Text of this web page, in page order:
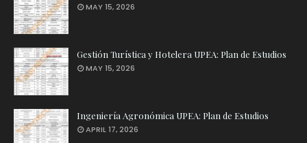
MAY 15, 2026
Gestión Turística y Hotelera UPEA: Plan de Estudios
MAY 15, 2026
Ingeniería Agronómica UPEA: Plan de Estudios
APRIL 17, 2026